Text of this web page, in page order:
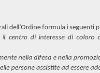
dell’Ordine formula i seguenti
il centro di interesse di coloro
nella difesa e nella
persone assistite ad essere